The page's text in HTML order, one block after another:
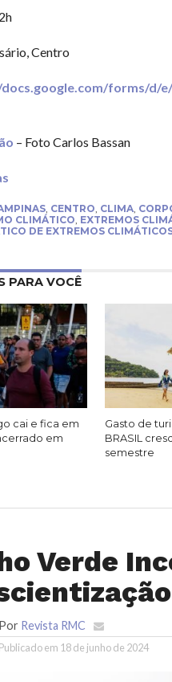
Centro
forms/d/
– Foto Carlos Bassan
, CENTRO, CLIMA,
CLIMÁTICO, EXTREMOS
DE EXTREMOS
PARA VOCÊ
cai e fica em
em
Gasto de
BRASIL
semestre
Verde
Por Revista RMC
Publicado em 18 de junho de 2024